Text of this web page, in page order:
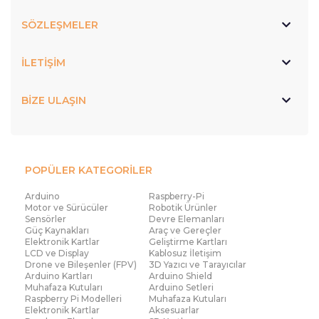
sahiptir. Bu shield sayesinde projeler daha interaktif
edilebilir. USB Host Shield fiyatları, kartın
olarak değişse de, Robocombo’nun geniş ürün
alışveriş adreslerinden biridir.
Ethernet shield, Arduino projelerini internete
bağlamak için kullanılan en önemli bileşenlerden
biridir. Bu shield sayesinde Arduino, internete
bağlanarak veri alışverişi yapabilir ve uzaktan kontrol
edilebilir hale gelir. Akıllı ev sistemleri, uzaktan
izleme uygulamaları ve IoT projeleri için sıklıkla
tercih edilen Ethernet Shield fiyatları, teknik
SÖZLEŞMELER
İLETİŞİM
BİZE ULAŞIN
POPÜLER KATEGORİLER
Arduino
Raspberry-Pi
Motor ve Sürücüler
Robotik Ürünler
Sensörler
Devre Elemanları
Güç Kaynakları
Araç ve Gereçler
Elektronik Kartlar
Geliştirme Kartları
LCD ve Display
Kablosuz İletişim
Drone ve Bileşenler (FPV)
3D Yazıcı ve Tarayıcılar
Arduino Kartları
Arduino Shield
Muhafaza Kutuları
Arduino Setleri
Raspberry Pi Modelleri
Muhafaza Kutuları
Elektronik Kartlar
Aksesuarlar